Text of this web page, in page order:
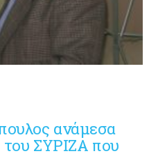
ανάμεσα
ΣΥΡΙΖΑ που